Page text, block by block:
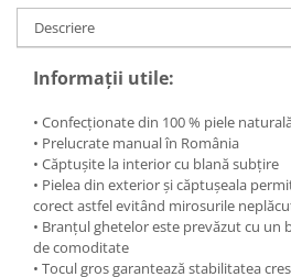
Descriere
Informații utile:
• Confecționate din 100 % piele
• Prelucrate manual în România
• Căptușite la interior cu blană subțire
• Pielea din exterior și căptușeala
corect astfel evitând mirosurile
• Branțul ghetelor este prevăzut cu un
de comoditate
• Tocul gros garantează stabilitatea